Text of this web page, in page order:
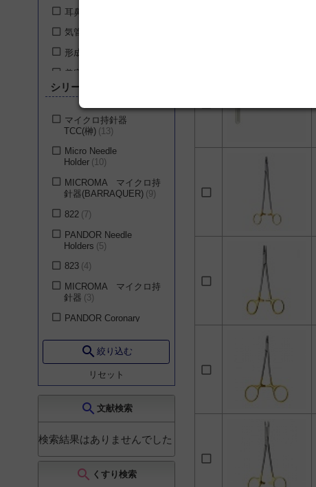
ュー株式会社
株式会社平和医療器械
株式会社八光
エム・シー・メディカ
ル株式会社 1
マニー株式会社
耳鼻咽喉科
気管食道科
形成外科
美容外科
産科
婦人科 206
呼吸器外科
乳腺・内分泌外科
歯科・口腔外科 152
救急医学科
皮膚科 108
一般内科
消化器内科 23
呼吸器内科 23
神経内科
腎臓・内分泌・代謝内
老年内科 19
4
シリーズ
マイクロ持針器
TCC(榊) 13
Micro Needle
Holder 10
MICROMA マイクロ持
針器(BARRAQUER) 9
822 7
PANDOR Needle
Holders 5
823 4
MICROMA マイクロ持
針器 3
PANDOR Coronary
ヘガール型持針器
福島孝徳ストレート型
マイクロ持針器
福島孝徳マイクロ持針
821
MICROMA マイクロ持
search 絞り込む
リセット
search 文献検索
検索結果はありませんでした
search くすり検索